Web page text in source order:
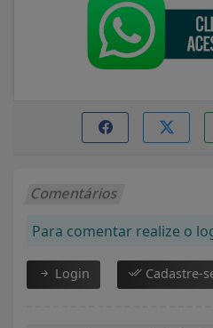
Comentários
Para comentar realize o
Login Cadastre-